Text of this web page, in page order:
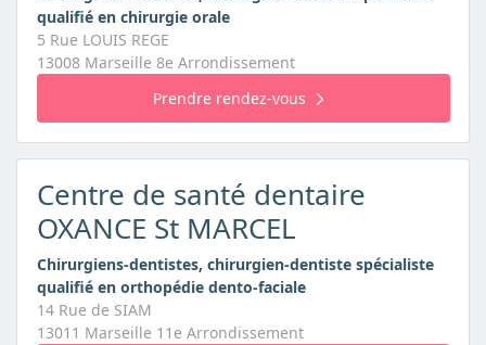
qualifié en chirurgie orale
5 Rue LOUIS REGE
13008 Marseille 8e Arrondissement
Prendre rendez-vous
Centre de santé dentaire
OXANCE St MARCEL
Chirurgiens-dentistes, chirurgien-dentiste spécialiste
qualifié en orthopédie dento-faciale
14 Rue de SIAM
13011 Marseille 11e Arrondissement